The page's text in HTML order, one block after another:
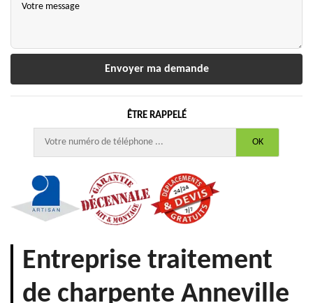
ÊTRE RAPPELÉ
Entreprise traitement
de charpente Anneville